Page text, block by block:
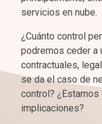
servicios en nube.
¿Cuánto control
podremos ceder a
contractuales,
se da el caso de
control?
implicaciones?